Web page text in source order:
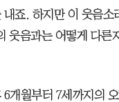
죠. 하지만 이 웃음소
웃음과는 어떻게 다른
개월부터 7세까지의